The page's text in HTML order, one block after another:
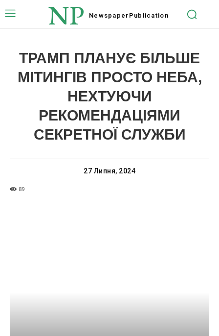
NP Newspaper Publication
ТРАМП ПЛАНУЄ БІЛЬШЕ
МІТИНГІВ ПРОСТО НЕБА,
НЕХТУЮЧИ
РЕКОМЕНДАЦІЯМИ
СЕКРЕТНОЇ СЛУЖБИ
27 Липня, 2024
89